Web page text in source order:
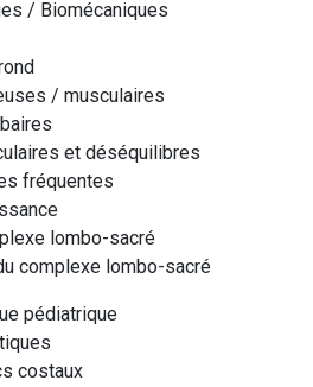
/ Biomécaniques
/ musculaires
et déséquilibres
fréquentes
lombo-sacré
complexe lombo-sacré
pédiatrique
costaux